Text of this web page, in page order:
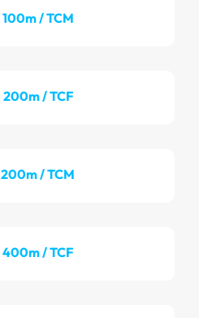
100m / TCM
200m / TCF
200m / TCM
400m / TCF